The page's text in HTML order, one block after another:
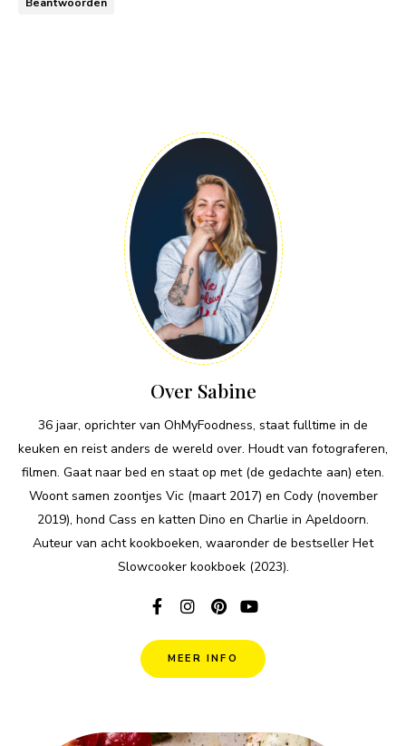
Over Sabine
36 jaar, oprichter van OhMyFoodness, staat fulltime in de
keuken en reist anders de wereld over. Houdt van fotograferen,
filmen. Gaat naar bed en staat op met (de gedachte aan) eten.
Woont samen zoontjes Vic (maart 2017) en Cody (november
2019), hond Cass en katten Dino en Charlie in Apeldoorn.
Auteur van acht kookboeken, waaronder de bestseller Het
Slowcooker kookboek (2023).
MEER INFO